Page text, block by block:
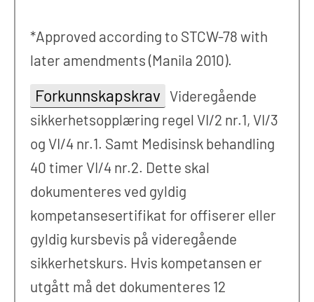
*Approved according to STCW-78 with
later amendments (Manila 2010).
Forkunnskapskrav Videregående
sikkerhetsopplæring regel VI/2 nr.1, VI/3
og VI/4 nr.1. Samt Medisinsk behandling
40 timer VI/4 nr.2. Dette skal
dokumenteres ved gyldig
kompetansesertifikat for offiserer eller
gyldig kursbevis på videregående
sikkerhetskurs. Hvis kompetansen er
utgått må det dokumenteres 12